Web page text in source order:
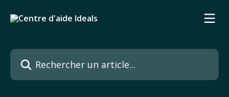
Rechercher un article...